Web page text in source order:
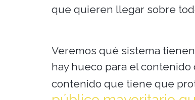
que quieren llegar sobre
Veremos qué sistema
hay hueco para el
contenido que tiene que